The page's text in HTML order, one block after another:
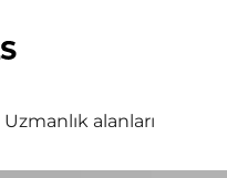
Uzmanlık alanları